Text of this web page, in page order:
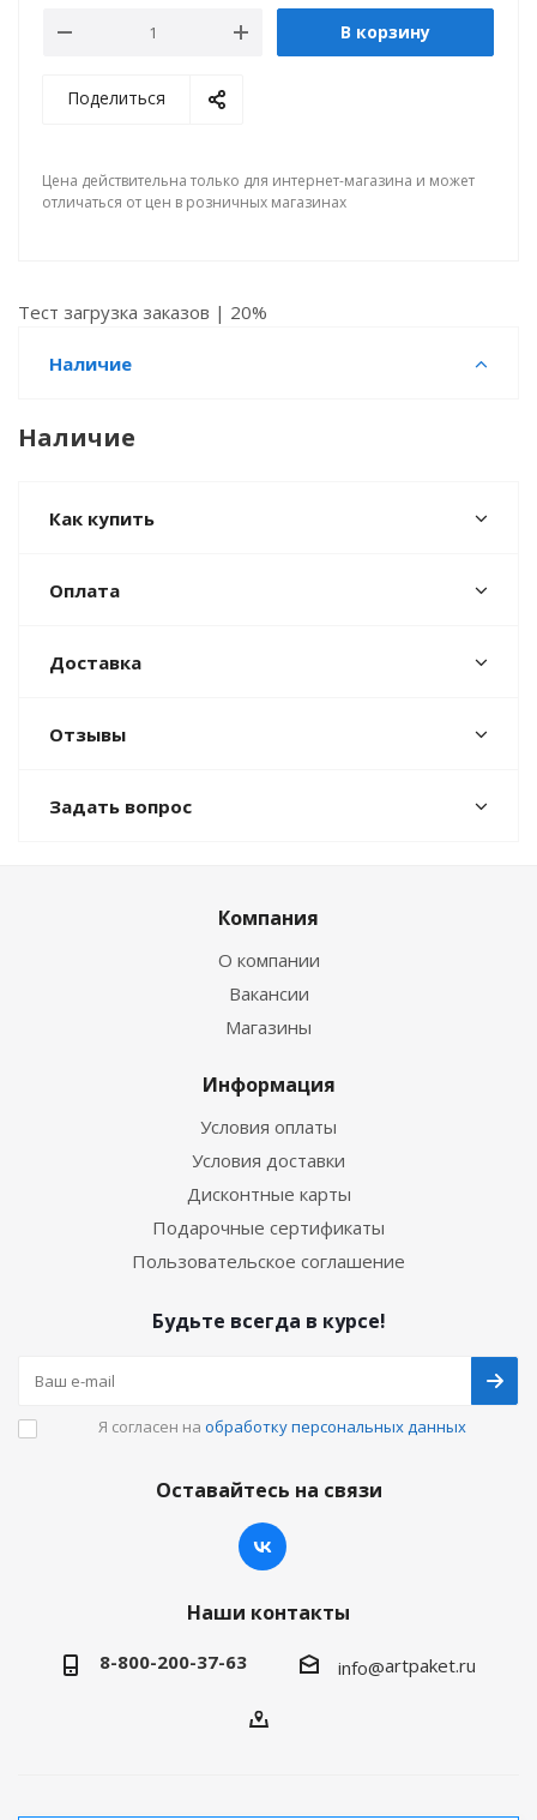
В корзину
Поделиться
Цена действительна только для интернет-магазина и может
отличаться от цен в розничных магазинах
Тест загрузка заказов | 20%
Наличие
Наличие
Как купить
Оплата
Доставка
Отзывы
Задать вопрос
Компания
О компании
Вакансии
Магазины
Информация
Условия оплаты
Условия доставки
Дисконтные карты
Подарочные сертификаты
Пользовательское соглашение
Будьте всегда в курсе!
Я согласен на обработку персональных данных
Оставайтесь на связи
Наши контакты
8-800-200-37-63 info@artpaket.ru